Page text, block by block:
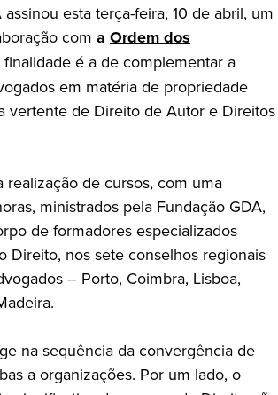
esta terça-feira, 10 de abril, um
com a Ordem dos
finalidade é a de complementar a
em matéria de propriedade
vertente de Direito de Autor e Direitos
realização de cursos, com uma
ministrados pela Fundação GDA,
de formadores especializados
Direito, nos sete conselhos regionais
– Porto, Coimbra, Lisboa,
na sequência da convergência de
a organizações. Por um lado, o